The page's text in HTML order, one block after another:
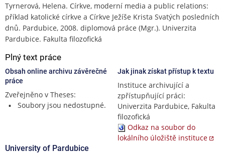
Tyrnerová, Helena. Církve, moderní media a public relations:
příklad katolické církve a Církve Ježíše Krista Svatých posledních
dnů. Pardubice, 2008. diplomová práce (Mgr.). Univerzita
Pardubice. Fakulta filozofická
Plný text práce
Obsah online archivu závěrečné
práce
Zveřejněno v Theses:
Soubory jsou nedostupné.
Jak jinak získat přístup k textu
Instituce archivující a
zpřístupňující práci:
Univerzita Pardubice, Fakulta
filozofická
Odkaz na soubor do
lokálního úložiště instituce
University of Pardubice